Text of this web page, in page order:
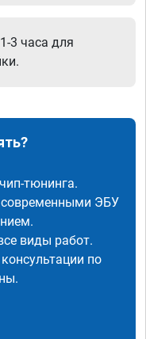
3 часа для
тюнинга.
современными ЭБУ
виды работ.
по